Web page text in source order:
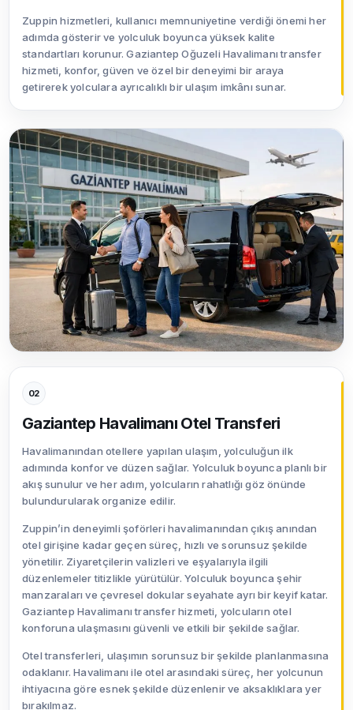
Zuppin hizmetleri, kullanıcı memnuniyetine verdiği önemi her
adımda gösterir ve yolculuk boyunca yüksek kalite
standartları korunur. Gaziantep Oğuzeli Havalimanı transfer
hizmeti, konfor, güven ve özel bir deneyimi bir araya
getirerek yolculara ayrıcalıklı bir ulaşım imkânı sunar.
02
Gaziantep Havalimanı Otel Transferi
Havalimanından otellere yapılan ulaşım, yolculuğun ilk
adımında konfor ve düzen sağlar. Yolculuk boyunca planlı bir
akış sunulur ve her adım, yolcuların rahatlığı göz önünde
bulundurularak organize edilir.
Zuppin’in deneyimli şoförleri havalimanından çıkış anından
otel girişine kadar geçen süreç, hızlı ve sorunsuz şekilde
yönetilir. Ziyaretçilerin valizleri ve eşyalarıyla ilgili
düzenlemeler titizlikle yürütülür. Yolculuk boyunca şehir
manzaraları ve çevresel dokular seyahate ayrı bir keyif katar.
Gaziantep Havalimanı transfer hizmeti, yolcuların otel
konforuna ulaşmasını güvenli ve etkili bir şekilde sağlar.
Otel transferleri, ulaşımın sorunsuz bir şekilde planlanmasına
odaklanır. Havalimanı ile otel arasındaki süreç, her yolcunun
ihtiyacına göre esnek şekilde düzenlenir ve aksaklıklara yer
bırakılmaz.